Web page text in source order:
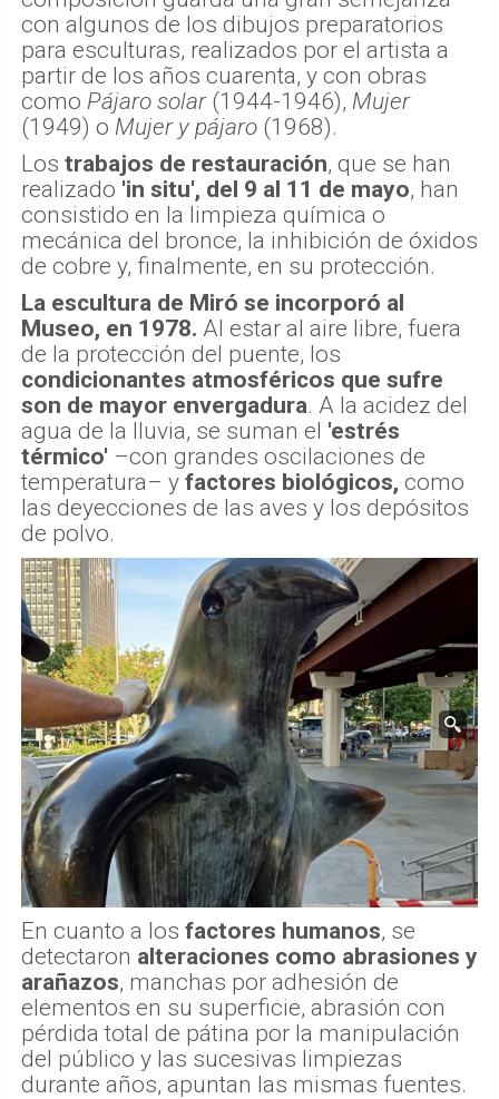
con algunos de los dibujos preparatorios
para esculturas, realizados por el artista a
partir de los años cuarenta, y con obras
como Pájaro solar(1944-1946), Mujer
(1949) o Mujer y pájaro (1968).
Los trabajos de restauración, que se han
realizado 'in situ', del 9 al 11 de mayo, han
consistido en la limpieza química o
mecánica del bronce, la inhibición de óxidos
de cobre y, finalmente, en su protección.
La escultura de Miró se incorporó al
Museo, en 1978. Al estar al aire libre, fuera
de la protección del puente, los
condicionantes atmosféricos que sufre
son de mayor envergadura. A la acidez del
agua de la lluvia, se suman el 'estrés
térmico' –con grandes oscilaciones de
temperatura– y factores biológicos, como
las deyecciones de las aves y los depósitos
de polvo.
En cuanto a los factores humanos, se
detectaron alteraciones como abrasiones y
arañazos, manchas por adhesión de
elementos en su superficie, abrasión con
pérdida total de pátina por la manipulación
del público y las sucesivas limpiezas
durante años, apuntan las mismas fuentes.